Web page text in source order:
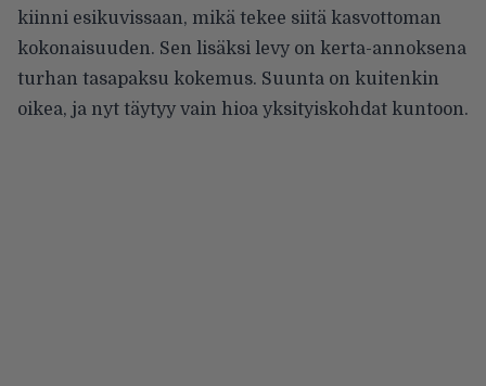
kiinni esikuvissaan, mikä tekee siitä kasvottoman
kokonaisuuden. Sen lisäksi levy on kerta-annoksena
turhan tasapaksu kokemus. Suunta on kuitenkin
oikea, ja nyt täytyy vain hioa yksityiskohdat kuntoon.